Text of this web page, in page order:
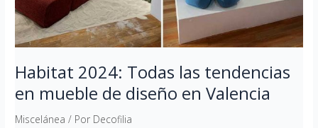
Habitat 2024: Todas las tendencias
en mueble de diseño en Valencia
Miscelánea / Por Decofilia
diseño
en
Valencia